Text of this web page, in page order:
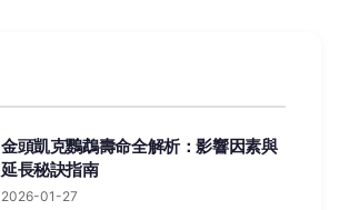
金頭凱克鸚鵡壽命全解析：影響因素與
延長秘訣指南
2026-01-27